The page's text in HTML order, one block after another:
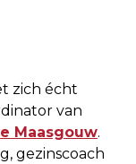
zich écht
van
Maasgouw.
gezinscoach